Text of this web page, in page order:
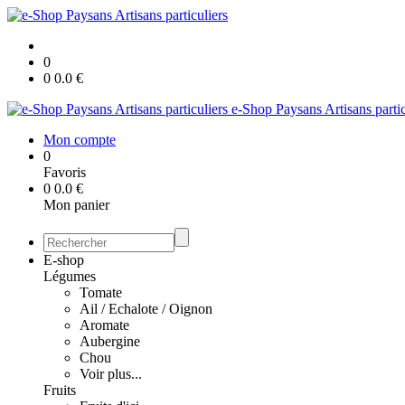
0
0 0.0 €
e-Shop Paysans Artisans
Mon compte
0
Favoris
0 0.0 €
Mon panier
E-shop
Légumes
Tomate
Ail / Echalote / Oignon
Aromate
Aubergine
Chou
Voir plus...
Fruits